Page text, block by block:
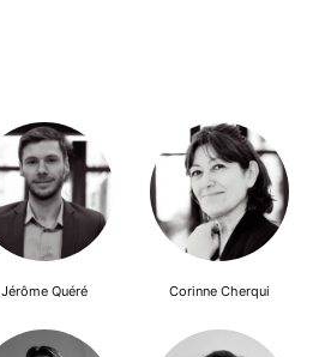
Jérôme Quéré Corinne Cherqui